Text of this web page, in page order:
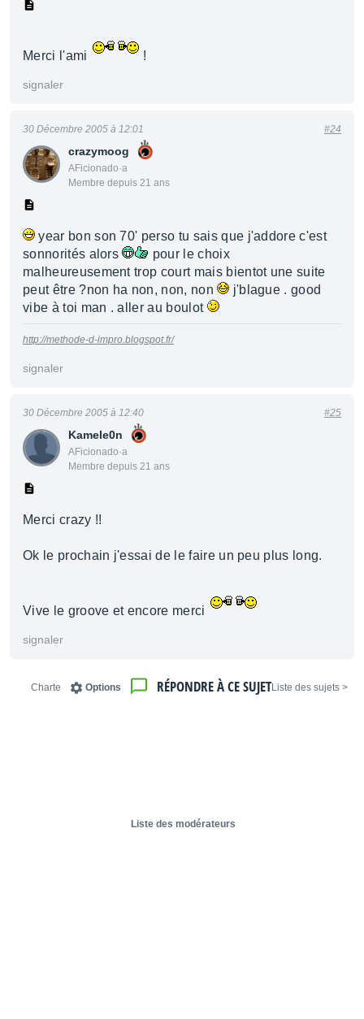
Merci l'ami !
signaler
crazymoog
AFicionado·a
Membre depuis 21 ans
30 Décembre 2005 à 12:01 #24
year bon son 70' perso tu sais que j'addore c'est
sonnorités alors
pour le choix
malheureusement trop court mais bientot une suite
peut être ?non ha non, non, non
j'blague . good
vibe à toi man . aller au boulot
http://methode-d-impro.blogspot.fr/
signaler
Kamele0n
AFicionado·a
Membre depuis 21 ans
30 Décembre 2005 à 12:40 #25
Merci crazy !!
Ok le prochain j'essai de le faire un peu plus long.
Vive le groove et encore merci
signaler
< Liste des sujets
RÉPONDRE À CE SUJET
Options
Charte
Liste des modérateurs